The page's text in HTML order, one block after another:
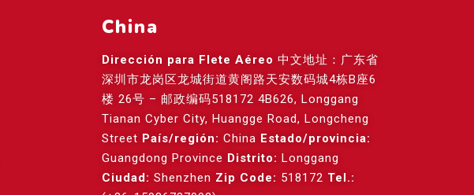
China
Dirección para Flete Aéreo 中文地址：广东省
深圳市龙岗区龙城街道黄阁路天安数码城4栋B座6
楼 26号 – 邮政编码518172 4B626, Longgang
Tianan Cyber City, Huangge Road, Longcheng
Street País/región: China Estado/provincia:
Guangdong Province Distrito: Longgang
Ciudad: Shenzhen Zip Code: 518172 Tel.: